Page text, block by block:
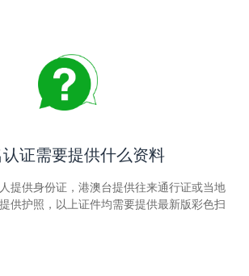
认证需要提供什么资料
提供身份证，港澳台提供往来通行证或当地
供护照，以上证件均需要提供最新版彩色扫